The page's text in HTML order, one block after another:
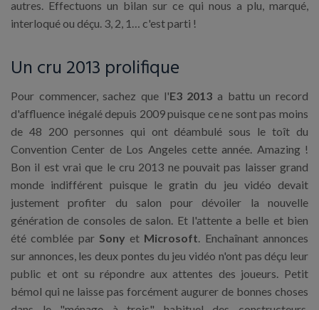
autres. Effectuons un bilan sur ce qui nous a plu, marqué,
interloqué ou déçu. 3, 2, 1… c'est parti !
Un cru 2013 prolifique
Pour commencer, sachez que l'E3 2013 a battu un record
d'affluence inégalé depuis 2009 puisque ce ne sont pas moins
de 48 200 personnes qui ont déambulé sous le toît du
Convention Center de Los Angeles cette année. Amazing !
Bon il est vrai que le cru 2013 ne pouvait pas laisser grand
monde indifférent puisque le gratin du jeu vidéo devait
justement profiter du salon pour dévoiler la nouvelle
génération de consoles de salon. Et l'attente a belle et bien
été comblée par Sony et Microsoft. Enchaînant annonces
sur annonces, les deux pontes du jeu vidéo n'ont pas déçu leur
public et ont su répondre aux attentes des joueurs. Petit
bémol qui ne laisse pas forcément augurer de bonnes choses